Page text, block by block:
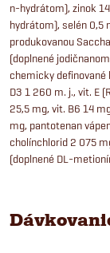
n-hydrátom), zinok
hydrátom), selén 0,5
produkovanou
(doplnené
chemicky definované
D3 1 260 m. j., vit. E
25,5 mg, vit. B6 14
mg, pantotenan
cholínchlorid 2 075
(doplnené DL-